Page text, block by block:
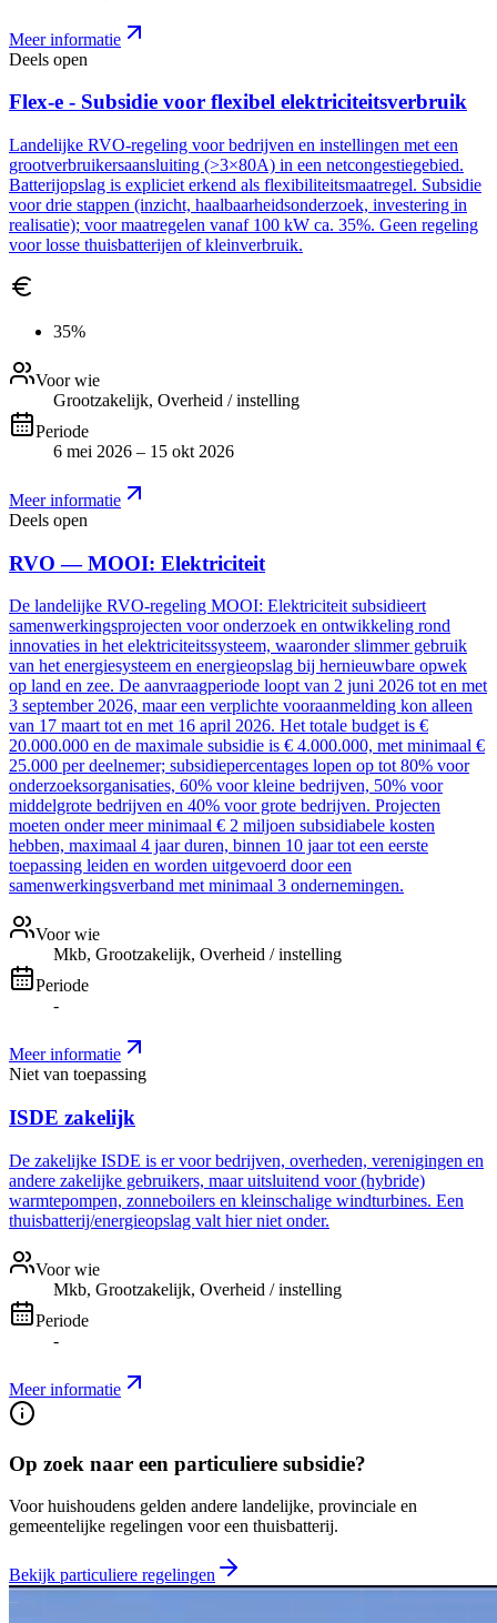
Meer informatie
Deels open
Flex-e - Subsidie voor flexibel elektriciteitsverbruik
Landelijke RVO-regeling voor bedrijven en instellingen met een
grootverbruikersaansluiting (>3×80A) in een netcongestiegebied.
Batterijopslag is expliciet erkend als flexibiliteitsmaatregel. Subsidie
voor drie stappen (inzicht, haalbaarheidsonderzoek, investering in
realisatie); voor maatregelen vanaf 100 kW ca. 35%. Geen regeling
voor losse thuisbatterijen of kleinverbruik.
35%
Voor wie
Grootzakelijk, Overheid / instelling
Periode
6 mei 2026 – 15 okt 2026
Meer informatie
Deels open
RVO — MOOI: Elektriciteit
De landelijke RVO-regeling MOOI: Elektriciteit subsidieert
samenwerkingsprojecten voor onderzoek en ontwikkeling rond
innovaties in het elektriciteitssysteem, waaronder slimmer gebruik
van het energiesysteem en energieopslag bij hernieuwbare opwek
op land en zee. De aanvraagperiode loopt van 2 juni 2026 tot en met
3 september 2026, maar een verplichte vooraanmelding kon alleen
van 17 maart tot en met 16 april 2026. Het totale budget is €
20.000.000 en de maximale subsidie is € 4.000.000, met minimaal €
25.000 per deelnemer; subsidiepercentages lopen op tot 80% voor
onderzoeksorganisaties, 60% voor kleine bedrijven, 50% voor
middelgrote bedrijven en 40% voor grote bedrijven. Projecten
moeten onder meer minimaal € 2 miljoen subsidiabele kosten
hebben, maximaal 4 jaar duren, binnen 10 jaar tot een eerste
toepassing leiden en worden uitgevoerd door een
samenwerkingsverband met minimaal 3 ondernemingen.
Voor wie
Mkb, Grootzakelijk, Overheid / instelling
Periode
-
Meer informatie
Niet van toepassing
ISDE zakelijk
De zakelijke ISDE is er voor bedrijven, overheden, verenigingen en
andere zakelijke gebruikers, maar uitsluitend voor (hybride)
warmtepompen, zonneboilers en kleinschalige windturbines. Een
thuisbatterij/energieopslag valt hier niet onder.
Voor wie
Mkb, Grootzakelijk, Overheid / instelling
Periode
-
Meer informatie
Op zoek naar een particuliere subsidie?
Voor huishoudens gelden andere landelijke, provinciale en
gemeentelijke regelingen voor een thuisbatterij.
Bekijk particuliere regelingen